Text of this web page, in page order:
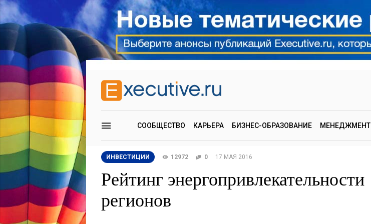
СООБЩЕСТВО КАРЬЕРА БИЗНЕС-ОБРАЗОВАНИЕ МЕНЕДЖМЕНТ
ИНВЕСТИЦИИ 12972 0 17 МАЯ 2016
Рейтинг энергопривлекательности
регионов